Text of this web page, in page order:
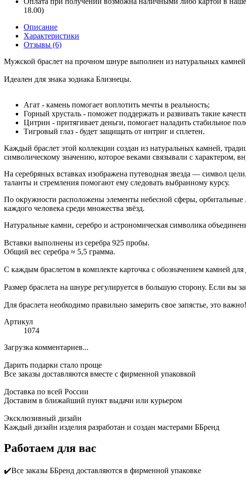
18.00)
Описание
Характеристики
Отзывы (6)
Мужской браслет на прочном шнуре выполнен из натуральных
Идеален для знака зодиака Близнецы.
Агат - камень помогает воплотить мечты в реальность;
Горный хрусталь - поможет поддержать и развивать такие
Цитрин - притягивает деньги, помогает наладить стабильное
Тигровый глаз - будет защищать от интриг и сплетен.
Каждый браслет этой коллекции создан из натуральных камней,
символическому значению, которое веками связывали с характером,
На серебряных вставках изображена путеводная звезда — символ
таланты и стремления помогают ему следовать выбранному курсу.
По окружности расположены элементы небесной сферы,
каждого человека среди множества звёзд.
Натуральные камни, серебро и астрономическая символика
Вставки выполнены из серебра 925 пробы.
Общий вес серебра ≈ 5,5 грамма.
С каждым браслетом в комплекте карточка с обозначением камней для
Размер браслета на шнуре регулируется в большую сторону. Если вы
Для браслета необходимо правильно замерить свое запястье, это
Артикул
1074
Загрузка комментариев...
Дарить подарки стало проще
Все заказы доставляются вместе c фирменной упаковкой
Доставка по всей России
Доставим в ближайший пункт выдачи или курьером
Эксклюзивный дизайн
Каждый дизайн изделия разработан и создан мастерами ББренд
Работаем для вас
✔️Все заказы ББренд доставляются в фирменной упаковке